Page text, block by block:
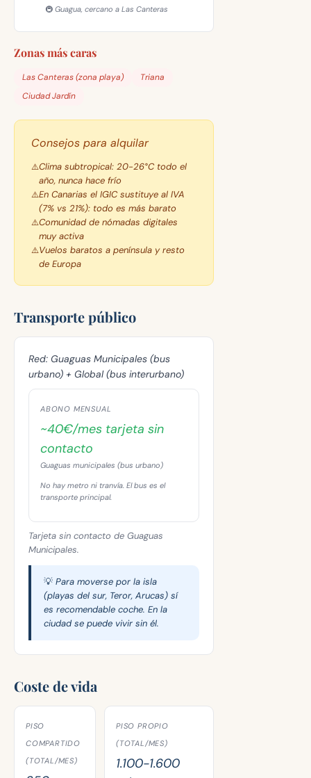
🚇 Guagua, cercano a Las Canteras
Zonas más caras
Las Canteras (zona playa)
Triana
Ciudad Jardín
Consejos para alquilar
Clima subtropical: 20-26°C todo el
año, nunca hace frío
En Canarias el IGIC sustituye al IVA
(7% vs 21%): todo es más barato
Comunidad de nómadas digitales
muy activa
Vuelos baratos a península y resto
de Europa
Transporte público
Red: Guaguas Municipales (bus
urbano) + Global (bus interurbano)
ABONO MENSUAL
~40€/mes tarjeta sin
contacto
Guaguas municipales (bus urbano)
No hay metro ni tranvía. El bus es el
transporte principal.
Tarjeta sin contacto de Guaguas
Municipales.
💡 Para moverse por la isla
(playas del sur, Teror, Arucas) sí
es recomendable coche. En la
ciudad se puede vivir sin él.
Coste de vida
PISO
COMPARTIDO
(TOTAL/MES)
PISO PROPIO
(TOTAL/MES)
1.100-1.600